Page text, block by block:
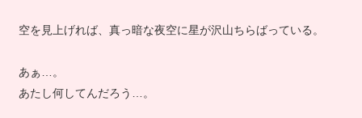
空を見上げれば、真っ暗な夜空に星が沢山ちらばっている。
あぁ…。
あたし何してんだろう…。